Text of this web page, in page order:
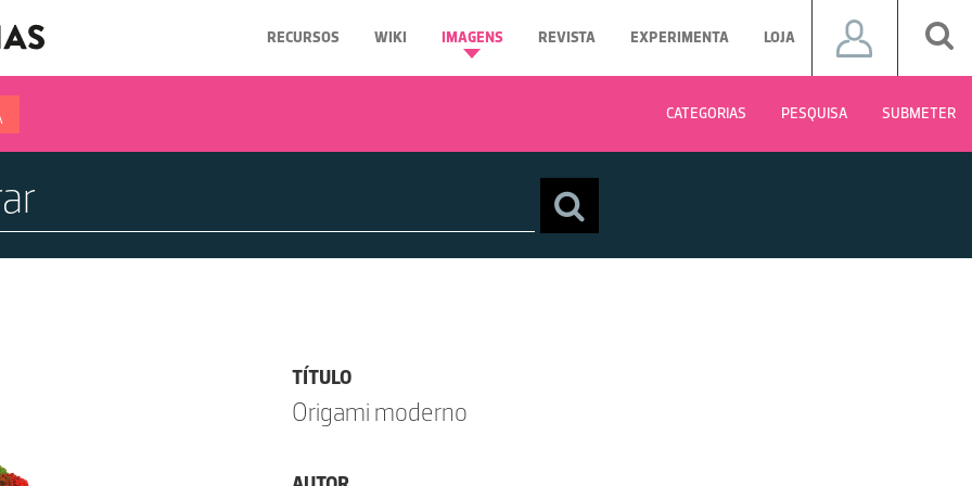
RECURSOS WIKI IMAGENS REVISTA EXPERIMENTA LOJA
CATEGORIAS PESQUISA SUBMETER
TÍTULO
Origami moderno